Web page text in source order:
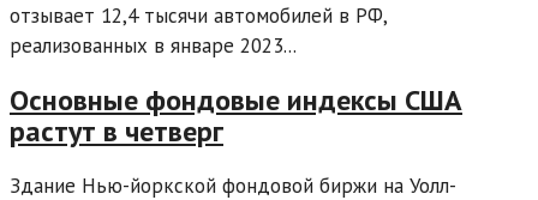
отзывает 12,4 тысячи автомобилей в РФ,
реализованных в январе 2023...
Основные фондовые индексы США
растут в четверг
Здание Нью-йоркской фондовой биржи на Уолл-